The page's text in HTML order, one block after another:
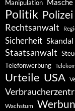
Manipulation Masche
Politik Polizei
Rechtsanwalt
Sicherheit Skandal
Staatsanwalt
Telefonwerbung
Urteile USA
Wachstum